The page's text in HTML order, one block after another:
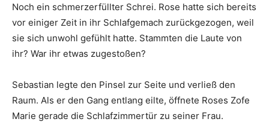
Noch ein schmerzerfüllter Schrei. Rose hatte sich bereits
vor einiger Zeit in ihr Schlafgemach zurückgezogen, weil
sie sich unwohl gefühlt hatte. Stammten die Laute von
ihr? War ihr etwas zugestoßen?
Sebastian legte den Pinsel zur Seite und verließ den
Raum. Als er den Gang entlang eilte, öffnete Roses Zofe
Marie gerade die Schlafzimmertür zu seiner Frau.